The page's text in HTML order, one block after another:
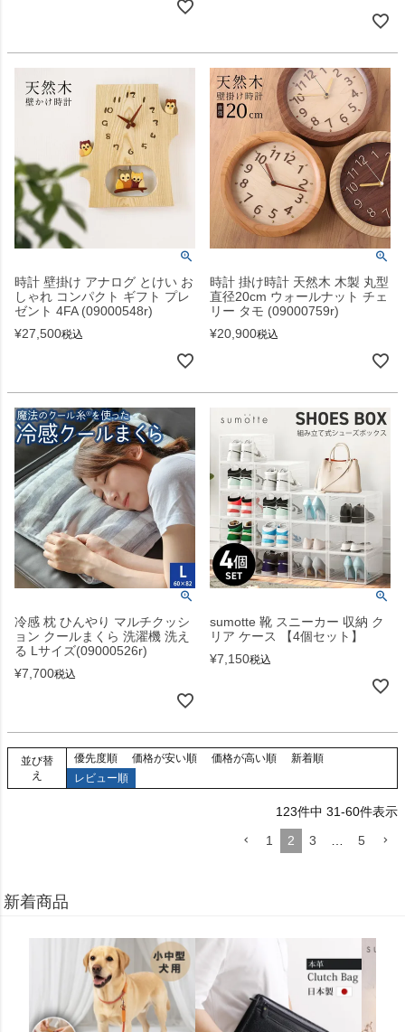
時計 壁掛け アナログ とけい お
しゃれ コンパクト ギフト プレ
ゼント 4FA (09000548r)
¥27,500税込
時計 掛け時計 天然木 木製 丸型
直径20cm ウォールナット チェ
リー タモ (09000759r)
¥20,900税込
冷感 枕 ひんやり マルチクッシ
ョン クールまくら 洗濯機 洗え
る Lサイズ(09000526r)
¥7,700税込
sumotte 靴 スニーカー 収納 ク
リア ケース 【4個セット】
¥7,150税込
並び替
え
優先度順 価格が安い順 価格が高い順
新着順
レビュー順
123件中 31-60件表示
1
2 3 5
新着商品